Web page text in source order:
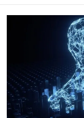
Administración
de
Justicia